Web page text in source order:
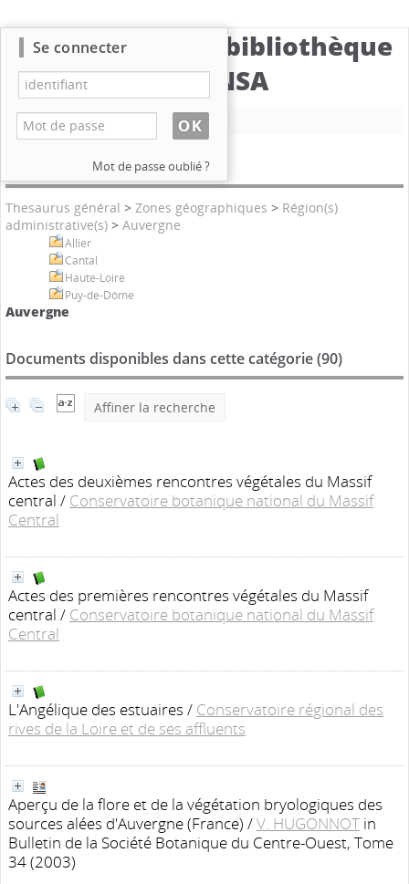
Catalogue de la bibliothèque
du CBNSA
Nouvelle recherche
Thesaurus général > Zones géographiques > Région(s)
administrative(s) > Auvergne
Allier
Cantal
Haute-Loire
Puy-de-Dôme
Auvergne
Documents disponibles dans cette catégorie (90)
Affiner la recherche
Actes des deuxièmes rencontres végétales du Massif
central / Conservatoire botanique national du Massif
Central
Actes des premières rencontres végétales du Massif
central / Conservatoire botanique national du Massif
Central
L'Angélique des estuaires / Conservatoire régional des
rives de la Loire et de ses affluents
Aperçu de la flore et de la végétation bryologiques des
sources alées d'Auvergne (France) /V. HUGONNOT in
Bulletin de la Société Botanique du Centre-Ouest, Tome
34 (2003)
Se connecter
Mot de passe oublié ?